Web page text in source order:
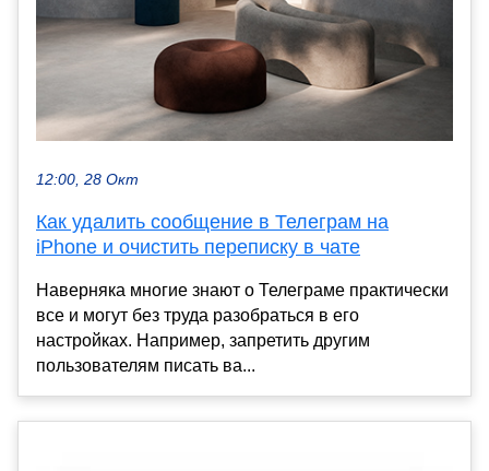
12:00, 28 Окт
Как удалить сообщение в Телеграм на
iPhone и очистить переписку в чате
Наверняка многие знают о Телеграме практически
все и могут без труда разобраться в его
настройках. Например, запретить другим
пользователям писать ва...